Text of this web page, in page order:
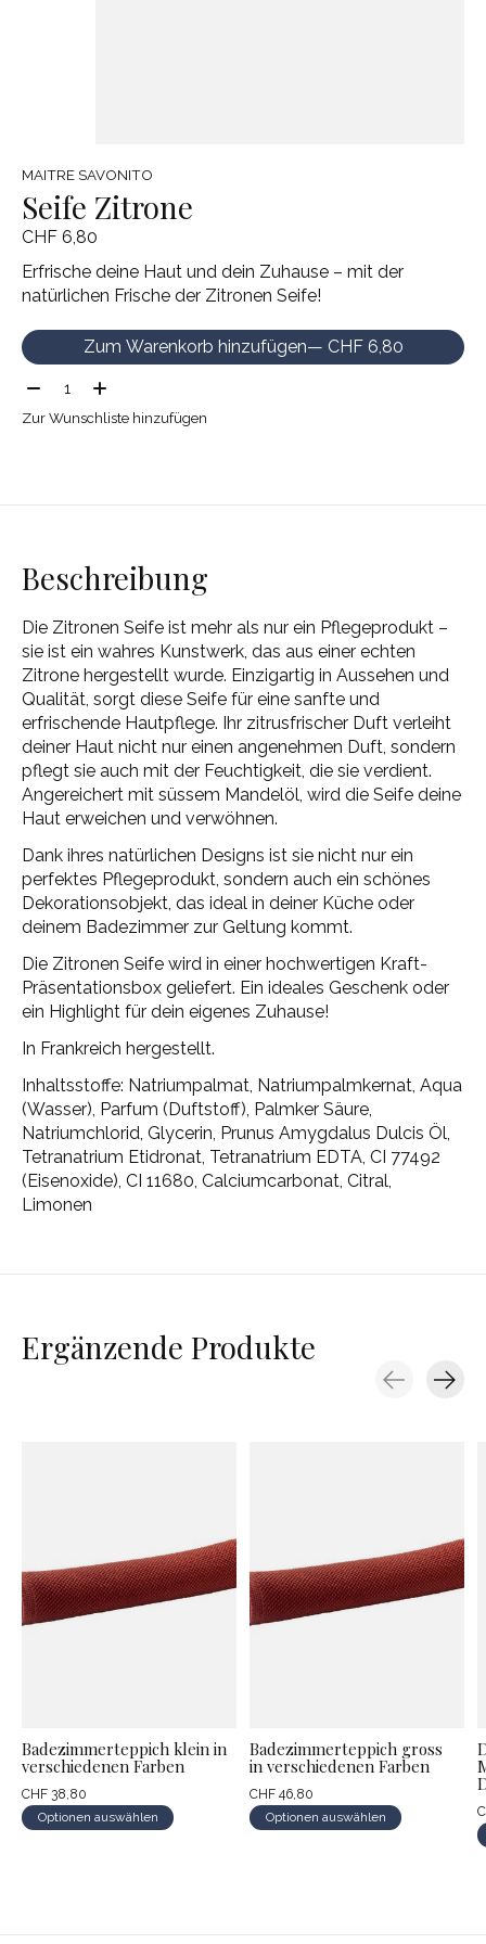
MAITRE SAVONITO
Seife Zitrone
CHF 6,80
Erfrische deine Haut und dein Zuhause – mit der
natürlichen Frische der Zitronen Seife!
Zum Warenkorb hinzufügen
— CHF 6,80
Menge:
Zur Wunschliste hinzufügen
Beschreibung
Die Zitronen Seife ist mehr als nur ein Pflegeprodukt –
sie ist ein wahres Kunstwerk, das aus einer echten
Zitrone hergestellt wurde. Einzigartig in Aussehen und
Qualität, sorgt diese Seife für eine sanfte und
erfrischende Hautpflege. Ihr zitrusfrischer Duft verleiht
deiner Haut nicht nur einen angenehmen Duft, sondern
pflegt sie auch mit der Feuchtigkeit, die sie verdient.
Angereichert mit süssem Mandelöl, wird die Seife deine
Haut erweichen und verwöhnen.
Dank ihres natürlichen Designs ist sie nicht nur ein
perfektes Pflegeprodukt, sondern auch ein schönes
Dekorationsobjekt, das ideal in deiner Küche oder
deinem Badezimmer zur Geltung kommt.
Die Zitronen Seife wird in einer hochwertigen Kraft-
Präsentationsbox geliefert. Ein ideales Geschenk oder
ein Highlight für dein eigenes Zuhause!
In Frankreich hergestellt.
Inhaltsstoffe: Natriumpalmat, Natriumpalmkernat, Aqua
(Wasser), Parfum (Duftstoff), Palmker Säure,
Natriumchlorid, Glycerin, Prunus Amygdalus Dulcis Öl,
Tetranatrium Etidronat, Tetranatrium EDTA, CI 77492
(Eisenoxide), CI 11680, Calciumcarbonat, Citral,
Limonen
Ergänzende Produkte
Badezimmerteppich klein in
verschiedenen Farben
CHF 38,80
Optionen auswählen
Badezimmerteppich gross
in verschiedenen Farben
CHF 46,80
Optionen auswählen